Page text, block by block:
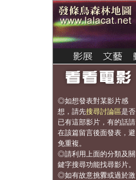
◎如想發表對某影片感
想， 請先搜尋討論區是否
已有這部影片，有的話請
在該篇留言後面發表，避
免重複。
◎請利用上面的分類及關
鍵字搜尋功能找尋影片。
◎如有故意挑釁或過於激